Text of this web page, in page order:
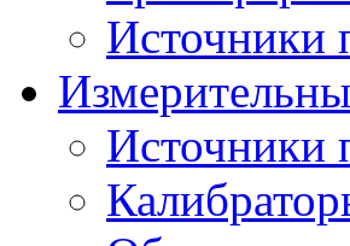
Источники
Источники